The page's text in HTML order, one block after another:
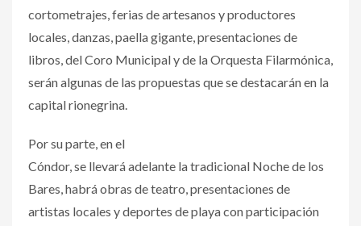
cortometrajes, ferias de artesanos y productores
locales, danzas, paella gigante, presentaciones de
libros, del Coro Municipal y de la Orquesta Filarmónica,
serán algunas de las propuestas que se destacarán en la
capital rionegrina.
Por su parte, en el
Cóndor, se llevará adelante la tradicional Noche de los
Bares, habrá obras de teatro, presentaciones de
artistas locales y deportes de playa con participación